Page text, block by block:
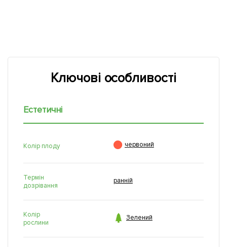
Ключові особливості
Естетичні
Колір плоду  червоний
Термін
дозрівання
ранній
Колір
рослини
 Зелений